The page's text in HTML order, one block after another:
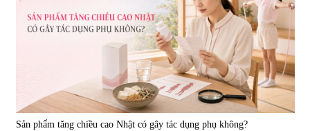
Sản phẩm tăng chiều cao Nhật có gây tác dụng phụ không?